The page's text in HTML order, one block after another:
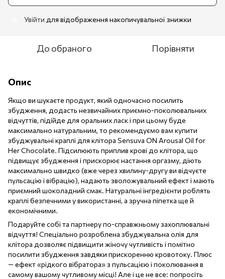
Увійти для відображення накопичувальної знижки
До обраного Порівняти
Опис
Якщо ви шукаєте продукт, який одночасно посилить
збудження, додасть незвичайних приємно-поколювальних
відчуттів, підійде для оральних ласк і при цьому буде
максимально натуральним, то рекомендуємо вам купити
збуджувальні краплі для клітора Sensuva ON Arousal Oil for
Her Chocolate. Підсилюють приплив крові до клітора, що
підвищує збудження і прискорює настання оргазму, діють
максимально швидко (вже через хвилину-другу ви відчуєте
пульсацію і вібрацію), надають зволожувальний ефект і мають
приємний шоколадний смак. Натуральні інгредієнти роблять
краплі безпечними у використанні, а зручна піпетка ще й
економічними.
Подаруйте собі та партнеру по-справжньому захоплювальні
відчуття! Спеціально розроблена збуджувальна олія для
клітора дозволяє підвищити жіночу чутливість і помітно
посилити збудження завдяки прискоренню кровотоку. Плюс
— ефект «рідкого вібратора» з пульсацією і поколювання в
самому вашому чутливому місці! Але і це не все: попросіть